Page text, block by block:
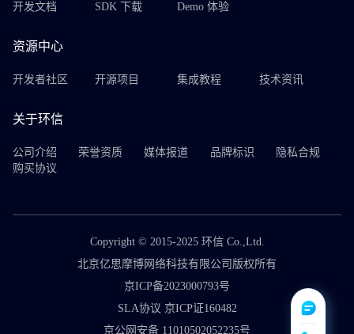
开发文档 SDK 下载 Demo 体验
资源中心
开发者社区 开源项目 集成教程 技术资讯
关于环信
公司介绍 荣誉资质 媒体报道 品牌标识
隐私合规
购买协议
Copyright © 2015-2025 环信 Co.,Ltd.
北京亿思摩博网络科技有限公司版权所有
京ICP备2023000793号
SLA协议 京ICP证160482
京公网安备 11010502052235号